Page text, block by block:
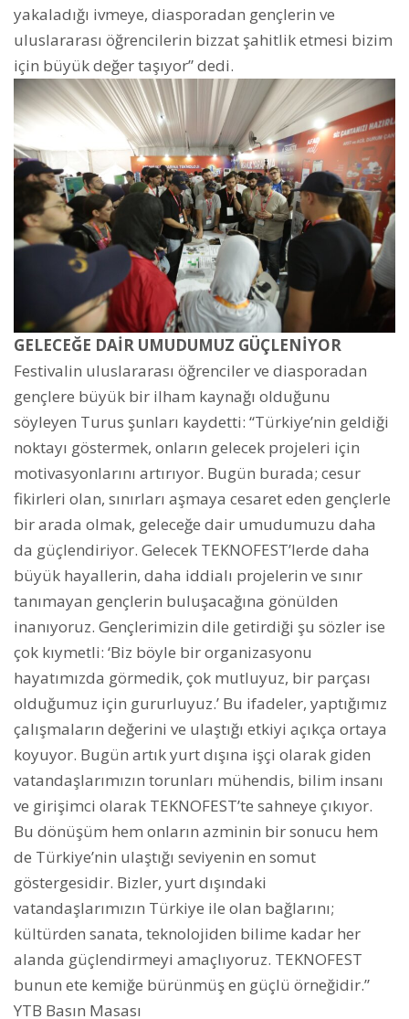
yakaladığı ivmeye, diasporadan gençlerin ve
uluslararası öğrencilerin bizzat şahitlik etmesi bizim
için büyük değer taşıyor” dedi.
GELECEĞE DAİR UMUDUMUZ GÜÇLENİYOR
Festivalin uluslararası öğrenciler ve diasporadan
gençlere büyük bir ilham kaynağı olduğunu
söyleyen Turus şunları kaydetti: “Türkiye’nin geldiği
noktayı göstermek, onların gelecek projeleri için
motivasyonlarını artırıyor. Bugün burada; cesur
fikirleri olan, sınırları aşmaya cesaret eden gençlerle
bir arada olmak, geleceğe dair umudumuzu daha
da güçlendiriyor. Gelecek TEKNOFEST’lerde daha
büyük hayallerin, daha iddialı projelerin ve sınır
tanımayan gençlerin buluşacağına gönülden
inanıyoruz. Gençlerimizin dile getirdiği şu sözler ise
çok kıymetli: ‘Biz böyle bir organizasyonu
hayatımızda görmedik, çok mutluyuz, bir parçası
olduğumuz için gururluyuz.’ Bu ifadeler, yaptığımız
çalışmaların değerini ve ulaştığı etkiyi açıkça ortaya
koyuyor. Bugün artık yurt dışına işçi olarak giden
vatandaşlarımızın torunları mühendis, bilim insanı
ve girişimci olarak TEKNOFEST’te sahneye çıkıyor.
Bu dönüşüm hem onların azminin bir sonucu hem
de Türkiye’nin ulaştığı seviyenin en somut
göstergesidir. Bizler, yurt dışındaki
vatandaşlarımızın Türkiye ile olan bağlarını;
kültürden sanata, teknolojiden bilime kadar her
alanda güçlendirmeyi amaçlıyoruz. TEKNOFEST
bunun ete kemiğe bürünmüş en güçlü örneğidir.”
YTB Basın Masası